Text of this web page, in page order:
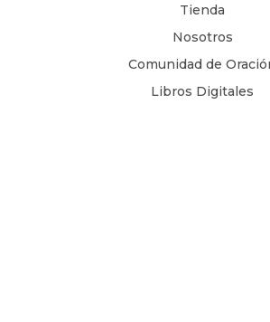
Tienda
Nosotros
Comunidad de
Libros Digitales